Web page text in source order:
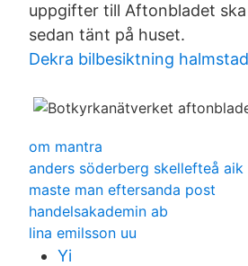
uppgifter till Aftonbladet
sedan tänt på huset.
Dekra bilbesiktning halmstad
om mantra
anders söderberg skellefteå aik
maste man eftersanda post
handelsakademin ab
lina emilsson uu
Yi